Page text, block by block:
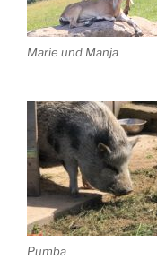
Marie und Manja
Pumba